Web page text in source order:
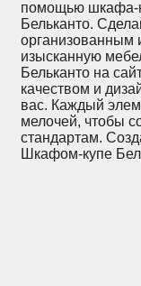
помощью шкафа-
Бельканто.
организованным
изысканную
Бельканто на
качеством и
вас. Каждый
мелочей, чтобы
стандартам.
Шкафом-купе